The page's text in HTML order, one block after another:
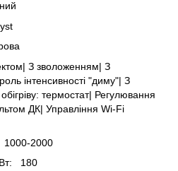
З зволоженням| З
інтенсивності "диму"| З
термостат| Регулювання
ДК| Управління Wi-Fi
1000-2000
Вт: 180